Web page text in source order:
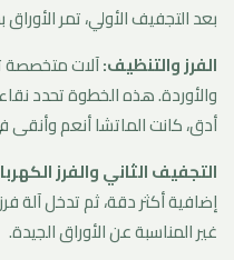
بعد التجفيف الأولي، تمر
الفرز والتنظيف:آلات متخصصة
والأوردة. هذه الخطوة تحدد
أدق، كانت الماتشا أنعم وأنقى
التجفيف الثاني والفرز
إضافية أكثر دقة، ثم تدخل آلة
غير المناسبة عن الأوراق الجيدة.